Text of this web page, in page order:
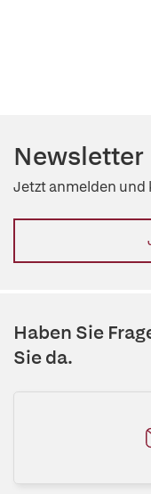
Newsletter
Jetzt anmelden und
Haben Sie
Sie da.